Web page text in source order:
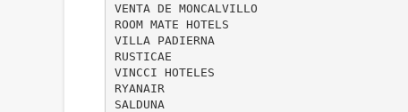
VENTA DE MONCALVILLO
ROOM MATE HOTELS
VILLA PADIERNA
RUSTICAE
VINCCI HOTELES
RYANAIR
SALDUNA